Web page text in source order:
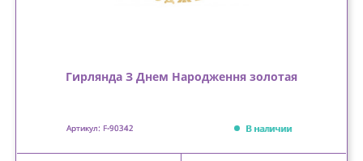
Гирлянда З Днем Народження золотая
Артикул: F-90342 В наличии